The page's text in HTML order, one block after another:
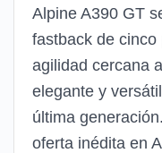
Alpine A390 GT
fastback de
agilidad cercana
elegante y
última
oferta inédita en